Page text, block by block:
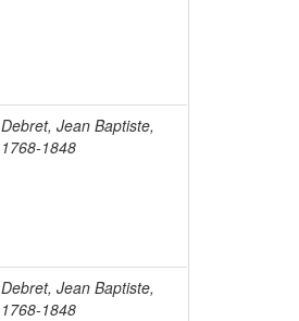
Debret, Jean Baptiste,
1768-1848
Debret, Jean Baptiste,
1768-1848